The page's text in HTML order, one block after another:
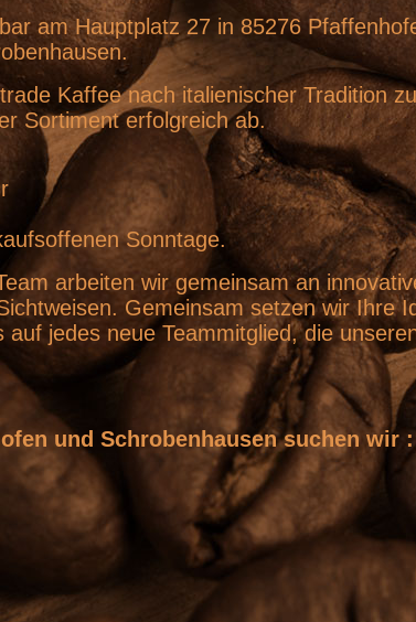
am Hauptplatz 27 in 85276
Kaffee nach italienischer Tradition
Sortiment erfolgreich ab.
Sonntage.
arbeiten wir gemeinsam an
Gemeinsam setzen wir Ihre
jedes neue Teammitglied, die
und Schrobenhausen suchen wir :